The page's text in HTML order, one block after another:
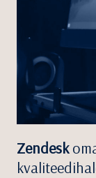
Zendesk